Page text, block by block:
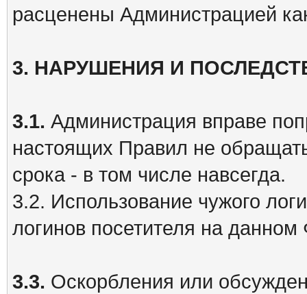
расценены Администрацией
3. НАРУШЕНИЯ И
3.1. Администрация вправе
настоящих Правил не
срока - в том числе навсегда.
3.2. Использование чужого
логинов посетителя на
3.3. Оскорбления или